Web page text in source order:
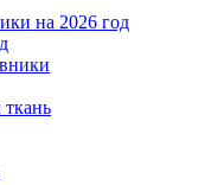
на 2026 год